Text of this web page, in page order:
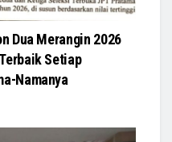
Dua Merangin 2026
Setiap
Namanya